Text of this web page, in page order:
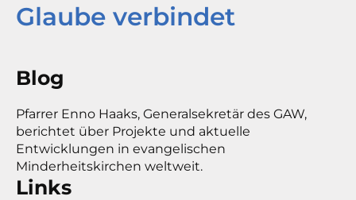
Glaube verbindet
Blog
Pfarrer Enno Haaks, Generalsekretär des GAW,
berichtet über Projekte und aktuelle
Entwicklungen in evangelischen
Minderheitskirchen weltweit.
Links